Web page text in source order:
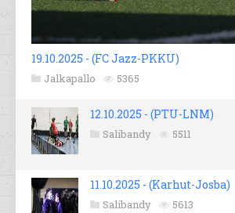
19.10.2025 - (FC Jazz-PKKU)
Jalkapallo 5365
12.10.2025 - (PTU-LNM)
Salibandy 5511
11.10.2025 - (Karhut-Josba)
Salibandy 5613